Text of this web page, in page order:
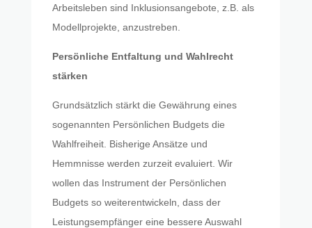
Arbeitsleben sind Inklusionsangebote, z.B. als
Modellprojekte, anzustreben.
Persönliche Entfaltung und Wahlrecht
stärken
Grundsätzlich stärkt die Gewährung eines
sogenannten Persönlichen Budgets die
Wahlfreiheit. Bisherige Ansätze und
Hemmnisse werden zurzeit evaluiert. Wir
wollen das Instrument der Persönlichen
Budgets so weiterentwickeln, dass der
Leistungsempfänger eine bessere Auswahl